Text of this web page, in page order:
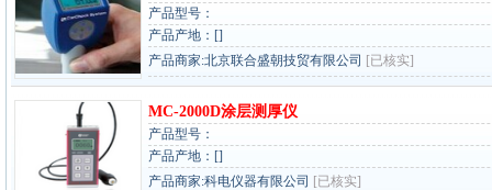
产品型号：
产品产地：[]
产品商家:北京联合盛朝技贸有限公司 [已核实]
MC-2000D涂层测厚仪
产品型号：
产品产地：[]
产品商家:科电仪器有限公司 [已核实]